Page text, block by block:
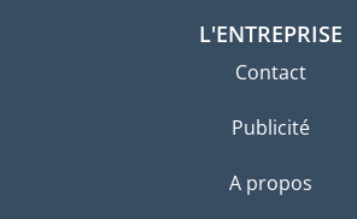
L'ENTREPRISE
Contact
Publicité
A propos